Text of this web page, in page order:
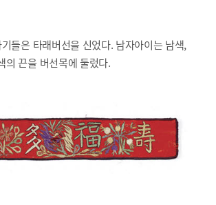
들은 타래버선을 신었다. 남자아이는 남색,
의 끈을 버선목에 둘렀다.